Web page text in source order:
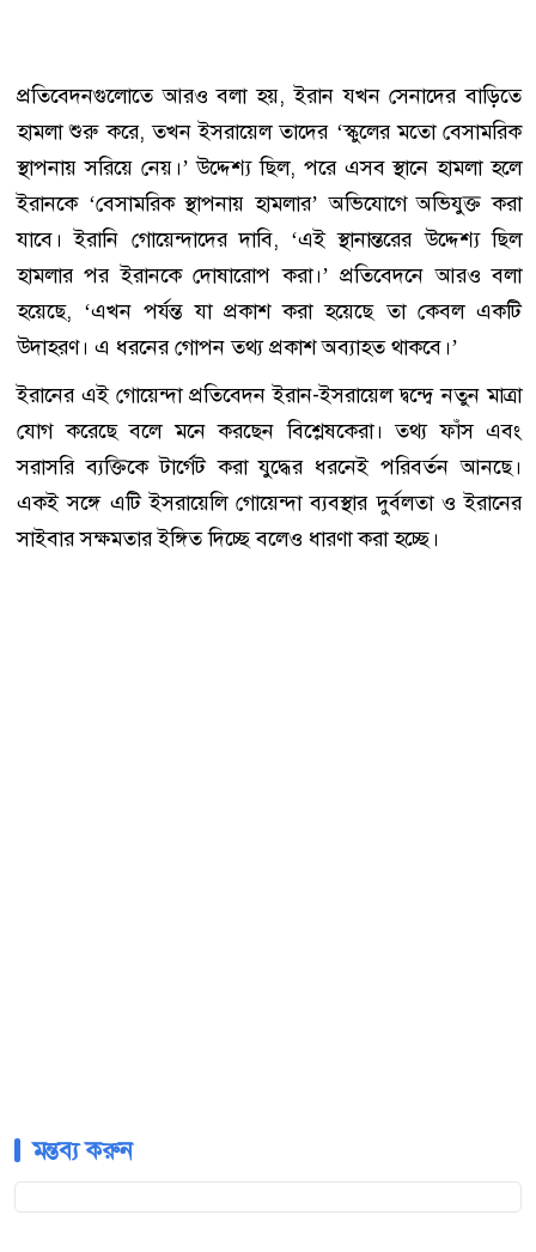
প্রতিবেদনগুলোতে আরও বলা হয়, ইরান যখন সেনাদের বাড়িতে
হামলা শুরু করে, তখন ইসরায়েল তাদের ‘স্কুলের মতো বেসামরিক
স্থাপনায় সরিয়ে নেয়।’ উদ্দেশ্য ছিল, পরে এসব স্থানে হামলা হলে
ইরানকে ‘বেসামরিক স্থাপনায় হামলার’ অভিযোগে অভিযুক্ত করা
যাবে। ইরানি গোয়েন্দাদের দাবি, ‘এই স্থানান্তরের উদ্দেশ্য ছিল
হামলার পর ইরানকে দোষারোপ করা।’ প্রতিবেদনে আরও বলা
হয়েছে, ‘এখন পর্যন্ত যা প্রকাশ করা হয়েছে তা কেবল একটি
উদাহরণ। এ ধরনের গোপন তথ্য প্রকাশ অব্যাহত থাকবে।’
ইরানের এই গোয়েন্দা প্রতিবেদন ইরান-ইসরায়েল দ্বন্দ্বে নতুন মাত্রা
যোগ করেছে বলে মনে করছেন বিশ্লেষকেরা। তথ্য ফাঁস এবং
সরাসরি ব্যক্তিকে টার্গেট করা যুদ্ধের ধরনেই পরিবর্তন আনছে।
একই সঙ্গে এটি ইসরায়েলি গোয়েন্দা ব্যবস্থার দুর্বলতা ও ইরানের
সাইবার সক্ষমতার ইঙ্গিত দিচ্ছে বলেও ধারণা করা হচ্ছে।
মন্তব্য করুন